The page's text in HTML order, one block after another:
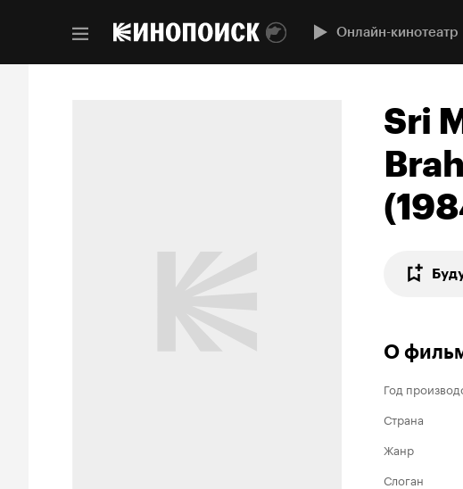
Онлайн-кинотеатр
Sri
О
Год
Страна
Жанр
Слоган